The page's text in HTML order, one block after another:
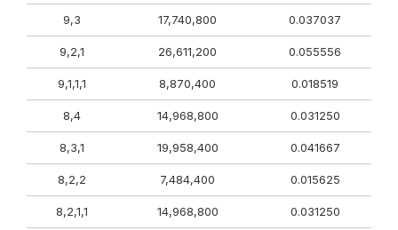
9,3 17,740,800 0.037037
9,2,1 26,611,200 0.055556
9,1,1,1 8,870,400 0.018519
8,4 14,968,800 0.031250
8,3,1 19,958,400 0.041667
8,2,2 7,484,400 0.015625
8,2,1,1 14,968,800 0.031250